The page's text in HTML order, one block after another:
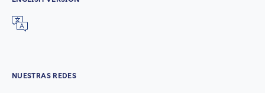
NUESTRAS REDES